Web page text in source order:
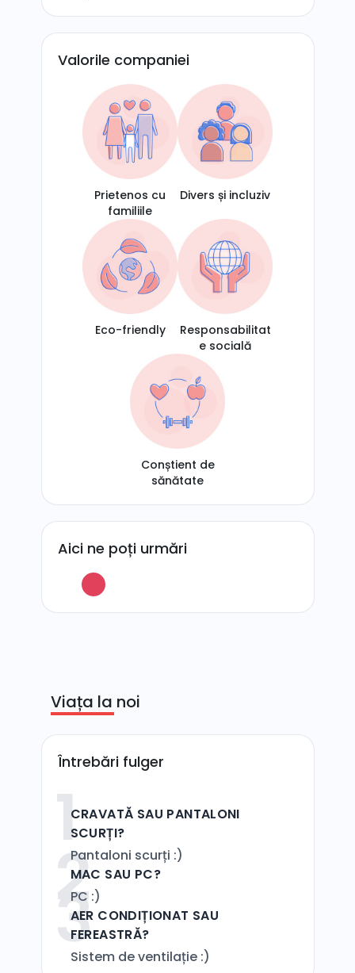
Valorile companiei
Prietenos cu
familiile
Divers și incluziv
Eco-friendly
Responsabilitat
e socială
Conștient de
sănătate
Aici ne poți urmări
Viața la noi
Întrebări fulger
1CRAVATĂ SAU PANTALONI
SCURȚI?
Pantaloni scurți :)
2
MAC SAU PC?
PC :)
3
AER CONDIȚIONAT SAU
FEREASTRĂ?
Sistem de ventilație :)